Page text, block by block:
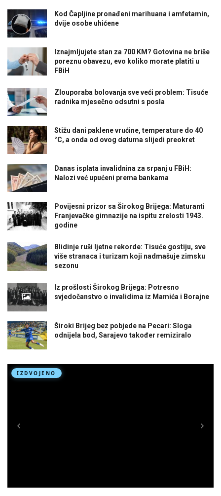
Kod Čapljine pronađeni marihuana i amfetamin,
dvije osobe uhićene
Iznajmljujete stan za 700 KM? Gotovina ne briše
poreznu obavezu, evo koliko morate platiti u
FBiH
Zlouporaba bolovanja sve veći problem: Tisuće
radnika mjesečno odsutni s posla
Stižu dani paklene vrućine, temperature do 40
°C, a onda od ovog datuma slijedi preokret
Danas isplata invalidnina za srpanj u FBiH:
Nalozi već upućeni prema bankama
Povijesni prizor sa Širokog Brijega: Maturanti
Franjevačke gimnazije na ispitu zrelosti 1943.
godine
Blidinje ruši ljetne rekorde: Tisuće gostiju, sve
više stranaca i turizam koji nadmašuje zimsku
sezonu
Iz prošlosti Širokog Brijega: Potresno
svjedočanstvo o invalidima iz Mamića i Borajne
Široki Brijeg bez pobjede na Pecari: Sloga
odnijela bod, Sarajevo također remiziralo